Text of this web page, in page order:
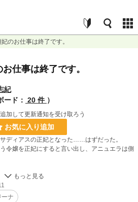
妃のお仕事は終了です。
仕事は終了です。
紀
ード： 20 件 ）
加して更新通知を受け取ろう
お気に入り追加
ディアスの正妃となった……はずだった。
令嬢を正妃にすると言い出し、アニュエラは側
だ。サディアスが「側妃は所詮お飾りだ」と言
ーナ